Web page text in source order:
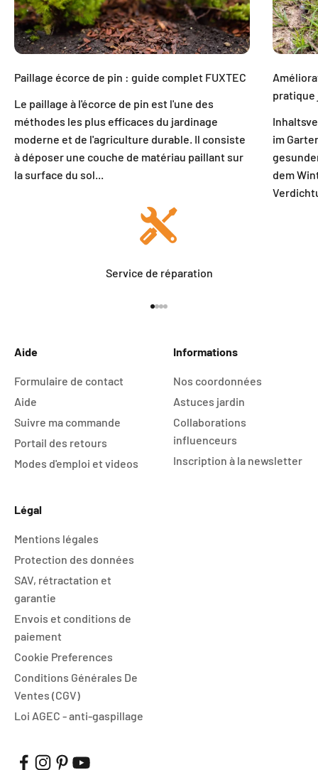
Paillage écorce de pin : guide complet FUXTEC
Le paillage à l'écorce de pin est l'une des
méthodes les plus efficaces du jardinage
moderne et de l'agriculture durable. Il consiste
à déposer une couche de matériau paillant sur
la surface du sol...
pratique
im
dem
Service de réparation
Aide
Formulaire de contact
Aide
Suivre ma commande
Portail des retours
Modes d'emploi et videos
Informations
Nos coordonnées
Astuces jardin
Collaborations
influenceurs
Inscription à la newsletter
Légal
Mentions légales
Protection des données
SAV, rétractation et
garantie
Envois et conditions de
paiement
Cookie Preferences
Conditions Générales De
Ventes (CGV)
Loi AGEC - anti-gaspillage